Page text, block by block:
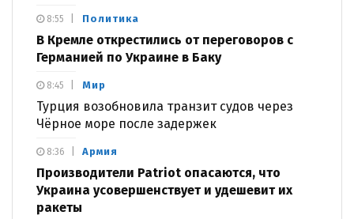
Политика
В Кремле открестились от переговоров с
Германией по Украине в Баку
8:55
Мир
Турция возобновила транзит судов через
Чёрное море после задержек
8:45
Армия
Производители Patriot опасаются, что
Украина усовершенствует и удешевит их
ракеты
8:36